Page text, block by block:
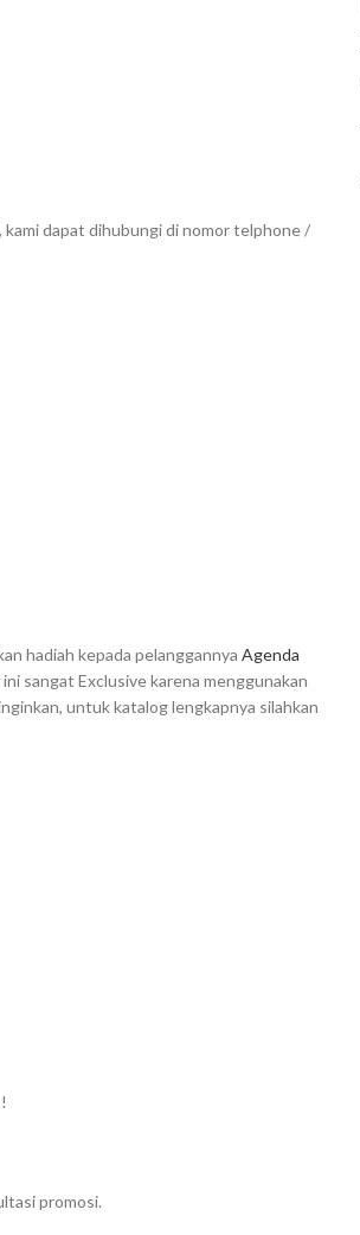
dapat dihubungi di nomor telphone /
hadiah kepada pelanggannya Agenda
sangat Exclusive karena menggunakan
untuk katalog lengkapnya silahkan
promosi.